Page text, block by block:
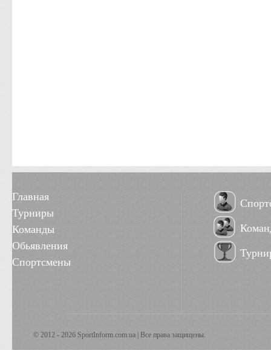
Главная
Турниры
Команды
Обьявления
Спортсмены
© 2012 - 2026 SportInform.com.ua | Все права защищены.